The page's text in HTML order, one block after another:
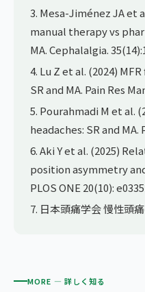
3. Mesa-Jiménez JA et
manual therapy vs
MA. Cephalalgia.
4. Lu Z et al. (2024)
SR and MA. Pain Res
5. Pourahmadi M et al.
headaches: SR and MA.
6. Aki Y et al. (2025)
position asymmetry
PLOS ONE 20(10):
7. 日本頭痛学会 慢性頭
MORE — 詳しく知る